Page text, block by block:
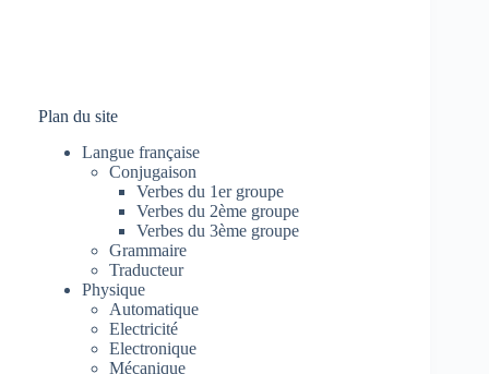
Plan du site
Langue française
Conjugaison
Verbes du 1er groupe
Verbes du 2ème groupe
Verbes du 3ème groupe
Grammaire
Traducteur
Physique
Automatique
Electricité
Electronique
Mécanique